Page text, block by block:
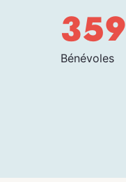
359
Bénévoles